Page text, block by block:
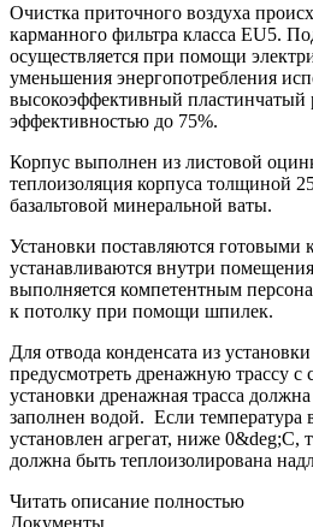
Очистка приточного воздуха
карманного фильтра класса EU5.
осуществляется при помощи
уменьшения энергопотребления
высокоэффективный пластинчатый
эффективностью до 75%.
Корпус выполнен из листовой
теплоизоляция корпуса толщиной
базальтовой минеральной ваты.
Установки поставляются
устанавливаются внутри
выполняется компетентным
к потолку при помощи шпилек.
Для отвода конденсата из
предусмотреть дренажную трассу
установки дренажная трасса
заполнен водой. Если температура
установлен агрегат, ниже 0&deg;С,
должна быть теплоизолирована
Читать описание полностью
Документы